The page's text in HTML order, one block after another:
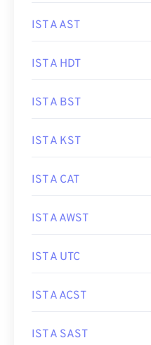
IST A AST
IST A HDT
IST A BST
IST A KST
IST A CAT
IST A AWST
IST A UTC
IST A ACST
IST A SAST